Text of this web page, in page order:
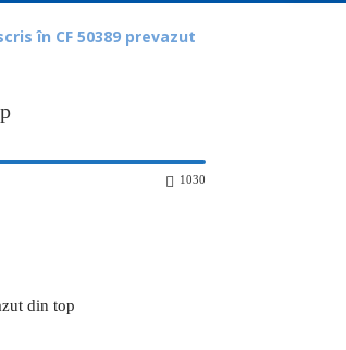
în CF 50389 prevazut
1030
din top